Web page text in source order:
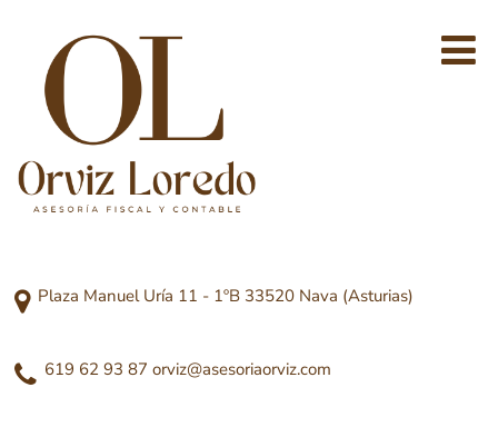
Plaza Manuel Uría 11 - 1ºB 33520 Nava (Asturias)
619 62 93 87 orviz@asesoriaorviz.com